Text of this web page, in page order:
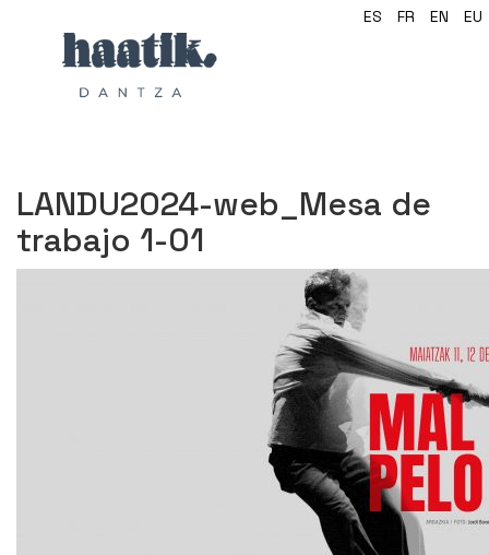
ES FR EN EU
LANDU2024-web_Mesa de
trabajo 1-01